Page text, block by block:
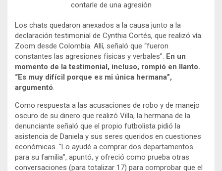
contarle de una agresión
Los chats quedaron anexados a la causa junto a la
declaración testimonial de Cynthia Cortés, que realizó vía
Zoom desde Colombia. Allí, señaló que “fueron
constantes las agresiones físicas y verbales”. En un
momento de la testimonial, incluso, rompió en llanto.
“Es muy difícil porque es mi única hermana”,
argumentó.
Como respuesta a las acusaciones de robo y de manejo
oscuro de su dinero que realizó Villa, la hermana de la
denunciante señaló que el propio futbolista pidió la
asistencia de Daniela y sus seres queridos en cuestiones
económicas. “Lo ayudé a comprar dos departamentos
para su familia”, apuntó, y ofreció como prueba otras
conversaciones (para totalizar 17) para comprobar que el